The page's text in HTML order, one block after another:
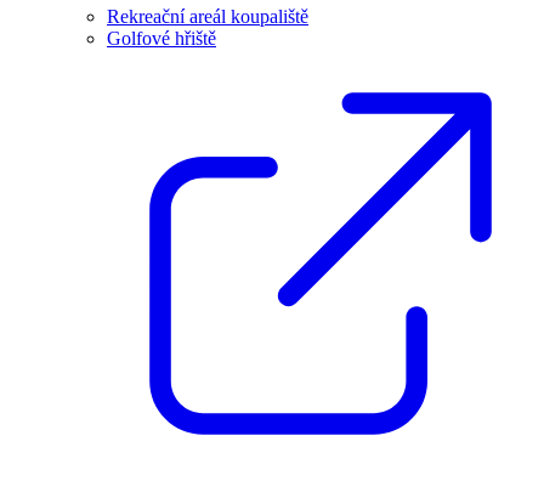
Rekreační areál koupaliště
Golfové hřiště